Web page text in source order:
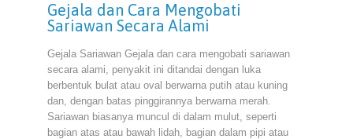
Gejala dan Cara Mengobati
Sariawan Secara Alami
Gejala Sariawan Gejala dan cara mengobati sariawan
secara alami, penyakit ini ditandai dengan luka
berbentuk bulat atau oval berwarna putih atau kuning
dan, dengan batas pinggirannya berwarna merah.
Sariawan biasanya muncul di dalam mulut, seperti
bagian atas atau bawah lidah, bagian dalam pipi atau